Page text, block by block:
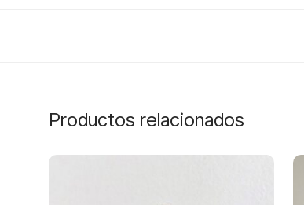
Productos relacionados